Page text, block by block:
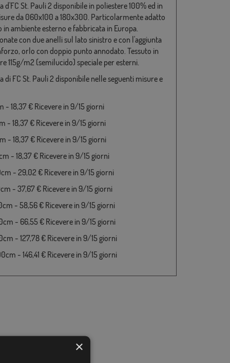
d'FC St. Pauli 2 disponibile in poliestere 100% ed in
da 060x100 a 180x300. Particolarmente adatto
in ambiente esterno e fabbricata in Europa.
con due anelli sul lato sinistro e con l'aggiunta
orlo con doppio punto annodato. Tessuto in
115g/m2 (semilucido) speciale per esterni.
di FC St. Pauli 2 disponibile nelle seguenti misure e
- 18,37 € Ricevere in 9/15 giorni
- 18,37 € Ricevere in 9/15 giorni
- 18,37 € Ricevere in 9/15 giorni
- 18,37 € Ricevere in 9/15 giorni
- 29,02 € Ricevere in 9/15 giorni
- 37,67 € Ricevere in 9/15 giorni
- 58,56 € Ricevere in 9/15 giorni
- 66,55 € Ricevere in 9/15 giorni
- 127,78 € Ricevere in 9/15 giorni
- 146,41 € Ricevere in 9/15 giorni
×